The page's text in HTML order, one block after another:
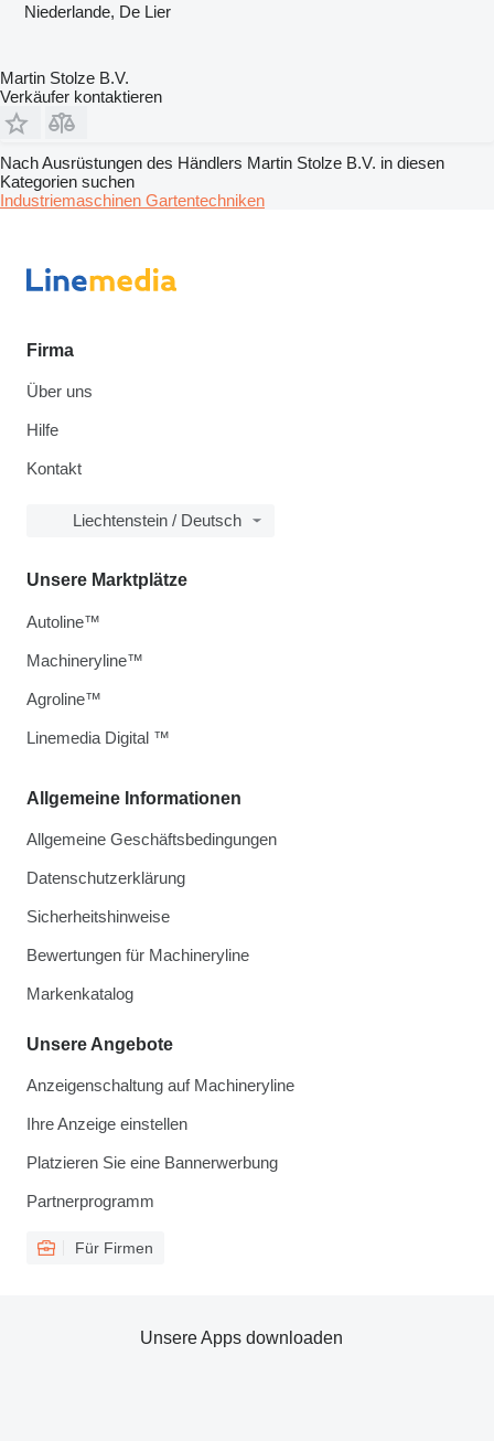
Niederlande, De Lier
Martin Stolze B.V.
Verkäufer kontaktieren
Nach Ausrüstungen des Händlers Martin Stolze B.V. in diesen
Kategorien suchen
Industriemaschinen Gartentechniken
Firma
Über uns
Hilfe
Kontakt
Liechtenstein / Deutsch
Allgemeine Informationen
Allgemeine Geschäftsbedingungen
Datenschutzerklärung
Sicherheitshinweise
Bewertungen für Machineryline
Markenkatalog
Unsere Angebote
Anzeigenschaltung auf Machineryline
Ihre Anzeige einstellen
Platzieren Sie eine Bannerwerbung
Partnerprogramm
Für Firmen
Unsere Marktplätze
Autoline™
Machineryline™
Agroline™
Linemedia Digital ™
Unsere Apps downloaden